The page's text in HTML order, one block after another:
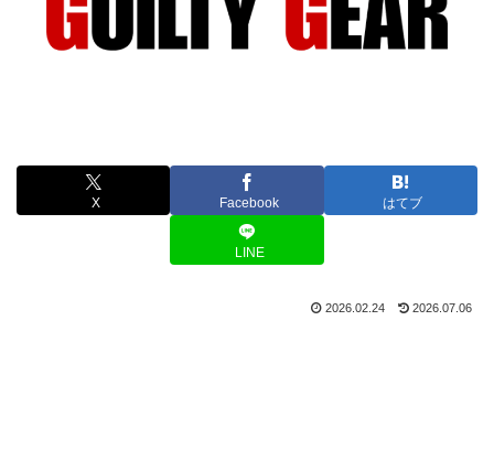
X Facebook はてブ
LINE
2026.02.24 2026.07.06